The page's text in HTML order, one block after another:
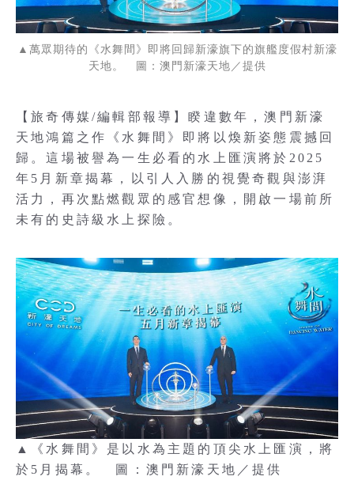
▲萬眾期待的《水舞間》即將回歸新濠旗下的旗艦度假村新濠
天地。 圖：澳門新濠天地／提供
【旅奇傳媒/編輯部報導】睽違數年，澳門新濠
天地鴻篇之作《水舞間》即將以煥新姿態震撼回
歸。這場被譽為一生必看的水上匯演將於2025
年5月新章揭幕，以引人入勝的視覺奇觀與澎湃
活力，再次點燃觀眾的感官想像，開啟一場前所
未有的史詩級水上探險。
▲《水舞間》是以水為主題的頂尖水上匯演，將
於5月揭幕。 圖：澳門新濠天地／提供